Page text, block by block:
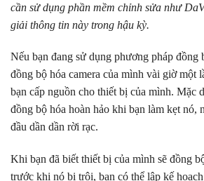
cần sử dụng phần mềm chỉnh sửa như
giải thông tin này trong hậu kỳ.
Nếu bạn đang sử dụng phương pháp đồng
đồng bộ hóa camera của mình vài giờ một
bạn cấp nguồn cho thiết bị của mình. Mặc
đồng bộ hóa hoàn hảo khi bạn làm kẹt nó,
đầu dần dần rời rạc.
Khi bạn đã biết thiết bị của mình sẽ đồng
trước khi nó bị trôi, bạn có thể lập kế